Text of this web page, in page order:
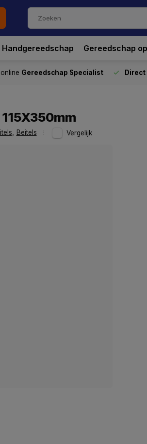
Handgereedschap Gereedschap
Gereedschap Specialist
Beitels Vergelijk